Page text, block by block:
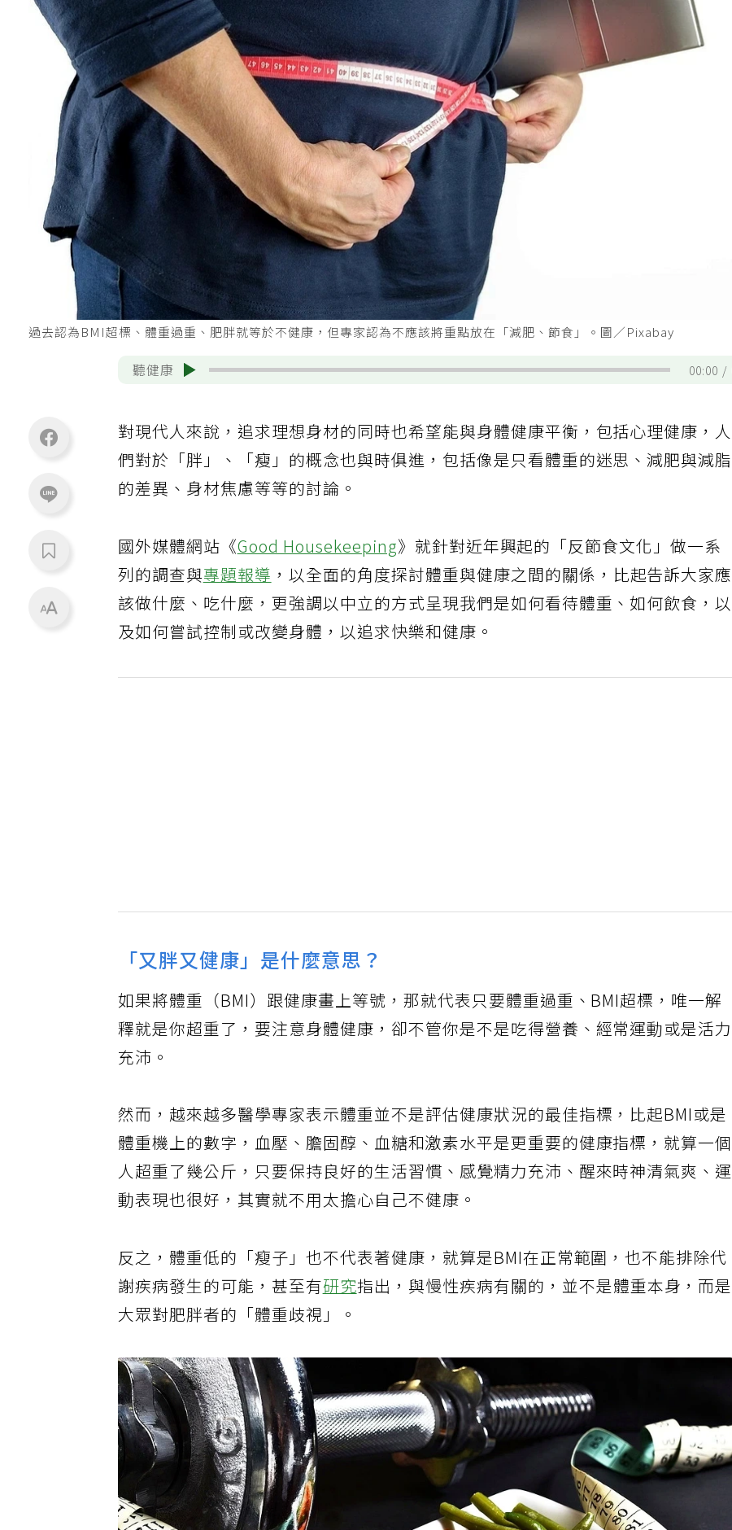
過去認為BMI超標、體重過重、肥胖就等於不健康，但專家認為不應該將重點放在「減肥、節食」。圖／Pixabay
聽健康 00:00
對現代人來說，追求理想身材的同時也希望能與身體健康平衡，包括心理健康，人
們對於「胖」、「瘦」的概念也與時俱進，包括像是只看體重的迷思、減肥與減脂
的差異、身材焦慮等等的討論。
國外媒體網站《Good Housekeeping》就針對近年興起的「反節食文化」做一系
列的調查與專題報導 ，以全面的角度探討體重與健康之間的關係，比起告訴大家應
該做什麼、吃什麼，更強調以中立的方式呈現我們是如何看待體重、如何飲食，以
及如何嘗試控制或改變身體，以追求快樂和健康。
「又胖又健康」是什麼意思？
如果將體重（BMI）跟健康畫上等號，那就代表只要體重過重、BMI超標，唯一解
釋就是你超重了，要注意身體健康，卻不管你是不是吃得營養、經常運動或是活力
充沛。
然而，越來越多醫學專家表示體重並不是評估健康狀況的最佳指標，比起BMI或是
體重機上的數字，血壓、膽固醇、血糖和激素水平是更重要的健康指標，就算一個
人超重了幾公斤，只要保持良好的生活習慣、感覺精力充沛、醒來時神清氣爽、運
動表現也很好，其實就不用太擔心自己不健康。
反之，體重低的「瘦子」也不代表著健康，就算是BMI在正常範圍，也不能排除代
謝疾病發生的可能，甚至有研究指出，與慢性疾病有關的，並不是體重本身，而是
大眾對肥胖者的「體重歧視」。